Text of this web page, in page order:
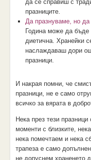
да се справиш с
празниците.
Да празнуваме, но
Година може да бъде
диетична. Хранейки
наслаждаваш дори
празници.
И накрая помни, че
празници, не e само
всичко за вярата в
Нека през тези
моменти с близките,
нека помечтаем и нека
трапеза е само
не допуснем храненето